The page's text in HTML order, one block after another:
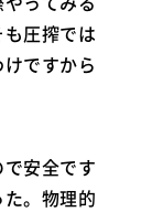
圧搾では
ですから
安全です
。物理的